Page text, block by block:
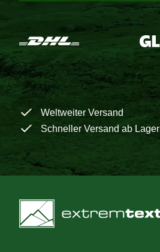
Weltweiter Versand
Schneller Versand ab Lager